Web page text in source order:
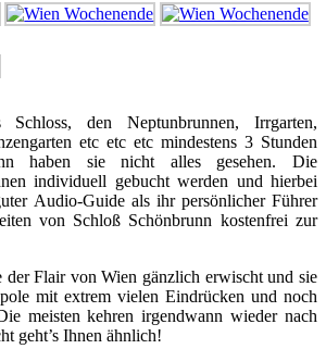
den Neptunbrunnen, Irrgarten,
etc etc etc mindestens 3 Stunden
haben sie nicht alles gesehen. Die
individuell gebucht werden und hierbei
Audio-Guide als ihr persönlicher Führer
von Schloß Schönbrunn kostenfrei zur
der Flair von Wien gänzlich erwischt und sie
mit extrem vielen Eindrücken und noch
meisten kehren irgendwann wieder nach
geht’s Ihnen ähnlich!